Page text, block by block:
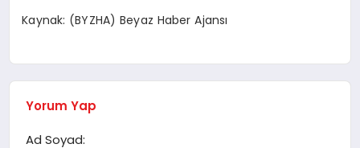
Kaynak: (BYZHA) Beyaz Haber Ajansı
Yorum Yap
Ad Soyad: